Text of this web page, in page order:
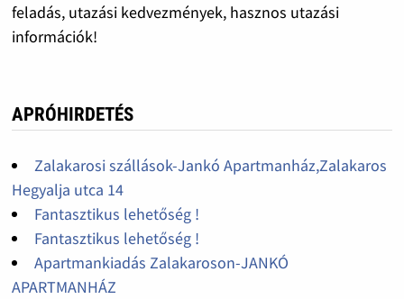
feladás, utazási kedvezmények, hasznos utazási
információk!
APRÓHIRDETÉS
Zalakarosi szállások-Jankó Apartmanház,Zalakaros
Hegyalja utca 14
Fantasztikus lehetőség !
Fantasztikus lehetőség !
Apartmankiadás Zalakaroson-JANKÓ
APARTMANHÁZ